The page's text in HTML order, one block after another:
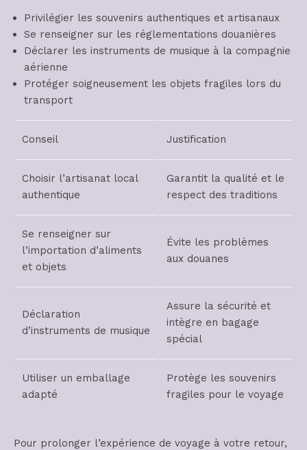
Privilégier les souvenirs authentiques et artisanaux
Se renseigner sur les réglementations douanières
Déclarer les instruments de musique à la compagnie
aérienne
Protéger soigneusement les objets fragiles lors du
transport
Conseil Justification
Choisir l’artisanat local
authentique
Garantit la qualité et le
respect des traditions
Se renseigner sur
l’importation d’aliments
et objets
Évite les problèmes
aux douanes
Déclaration
d’instruments de musique
Assure la sécurité et
intègre en bagage
spécial
Utiliser un emballage
adapté
Protège les souvenirs
fragiles pour le voyage
Pour prolonger l’expérience de voyage à votre retour,